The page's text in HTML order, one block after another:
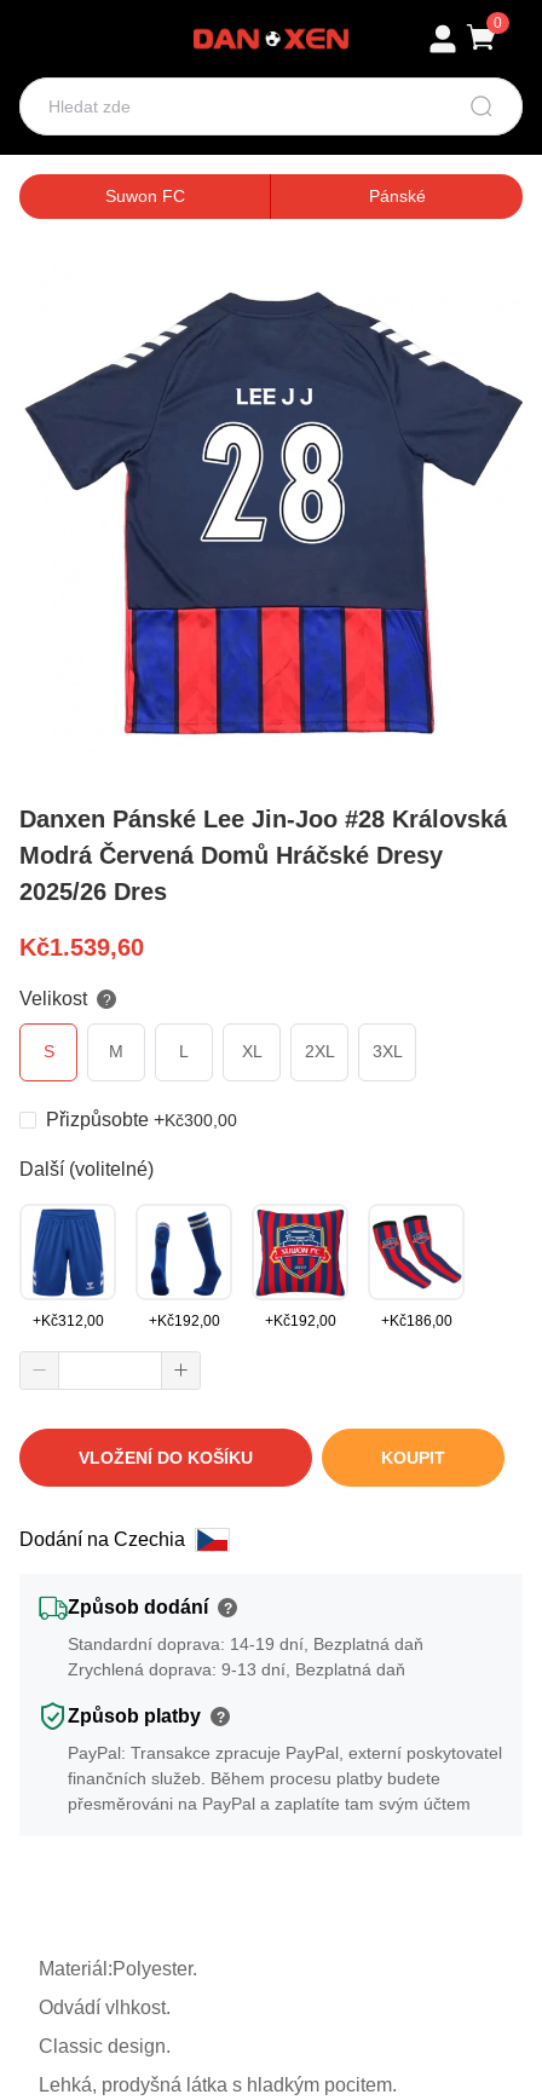
0
Suwon FC Pánské
Danxen Pánské Lee Jin-Joo #28 Královská
Modrá Červená Domů Hráčské Dresy
2025/26 Dres
Kč1.539,60
Velikost ?
S M L XL 2XL 3XL
Přizpůsobte +Kč300,00
Další (volitelné)
+Kč312,00 +Kč192,00 +Kč192,00 +Kč186,00
VLOŽENÍ DO KOŠÍKU KOUPIT
Dodání na Czechia
Způsob dodání ?
Standardní doprava: 14-19 dní, Bezplatná daň
Zrychlená doprava: 9-13 dní, Bezplatná daň
Způsob platby ?
PayPal: Transakce zpracuje PayPal, externí poskytovatel
finančních služeb. Během procesu platby budete
přesměrováni na PayPal a zaplatíte tam svým účtem
Materiál:Polyester.
Odvádí vlhkost.
Classic design.
Lehká, prodyšná látka s hladkým pocitem.